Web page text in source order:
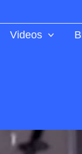
Videos